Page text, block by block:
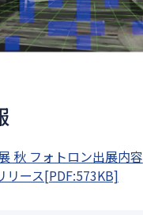
秋 フォトロン出展内容
リース[PDF:573KB]